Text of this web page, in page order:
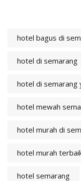
hotel bagus di
hotel di semarang
hotel di semarang
hotel mewah
hotel murah di
hotel murah
hotel semarang